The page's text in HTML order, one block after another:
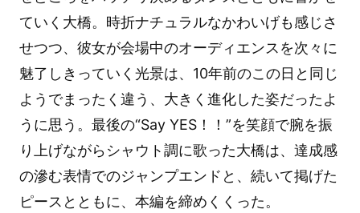
ていく大橋。時折ナチュラルなかわいげも感じさ
せつつ、彼女が会場中のオーディエンスを次々に
魅了しきっていく光景は、10年前のこの日と同じ
ようでまったく違う、大きく進化した姿だったよ
うに思う。最後の“Say YES！！”を笑顔で腕を振
り上げながらシャウト調に歌った大橋は、達成感
の滲む表情でのジャンプエンドと、続いて掲げた
ピースとともに、本編を締めくくった。